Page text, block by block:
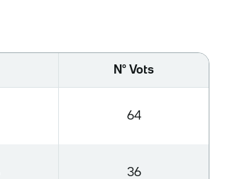
Nº Vots
64
36